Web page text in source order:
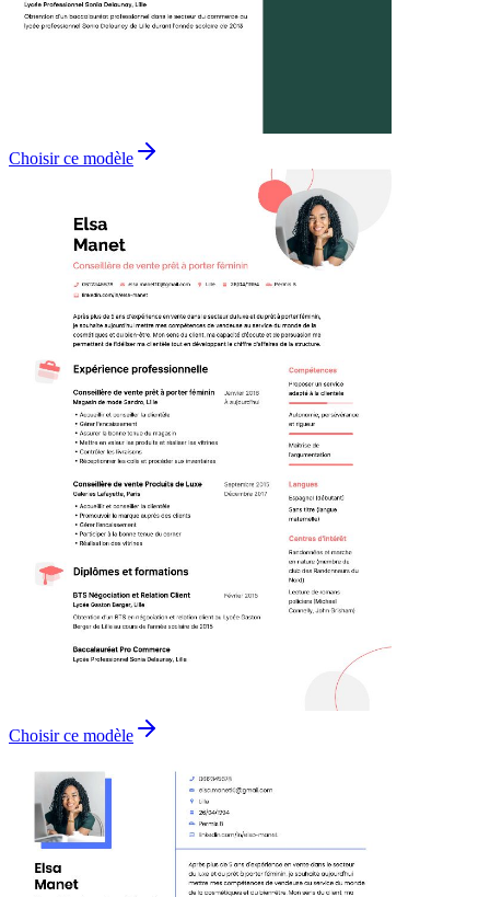
Choisir ce modèle
Choisir ce modèle